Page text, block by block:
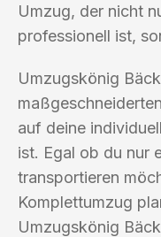
Umzug, der nicht
professionell ist,
Umzugskönig
maßgeschneiderten
auf deine
ist. Egal ob du nur
transportieren
Komplettumzug
Umzugskönig